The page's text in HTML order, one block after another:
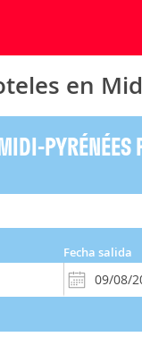
en
Fecha salida